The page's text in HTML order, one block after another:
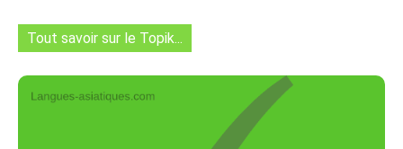
Tout savoir sur le Topik...